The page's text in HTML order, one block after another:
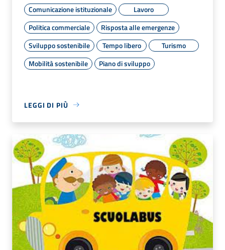
Comunicazione istituzionale
Lavoro
Politica commerciale
Risposta alle emergenze
Sviluppo sostenibile
Tempo libero
Turismo
Mobilità sostenibile
Piano di sviluppo
LEGGI DI PIÙ